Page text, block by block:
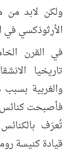
ولكن لابد من
الأرثوذكسي
في القرن
تاريخيا
فأصبحت كنائس
تُعرَف
قيادة كنيسة